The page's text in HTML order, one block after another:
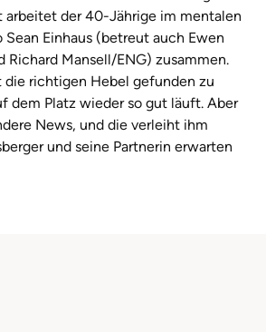
arbeitet der 40-Jährige im mentalen
Sean Einhaus (betreut auch Ewen
Richard Mansell/ENG) zusammen.
die richtigen Hebel gefunden zu
dem Platz wieder so gut läuft. Aber
News, und die verleiht ihm
und seine Partnerin erwarten